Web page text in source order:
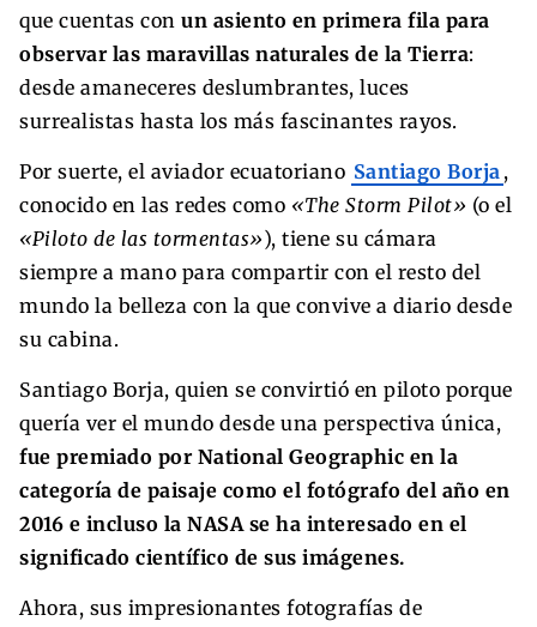
que cuentas con un asiento en primera fila para
observar las maravillas naturales de la Tierra:
desde amaneceres deslumbrantes, luces
surrealistas hasta los más fascinantes rayos.
Por suerte, el aviador ecuatoriano Santiago Borja ,
conocido en las redes como «The Storm Pilot» (o el
«Piloto de las tormentas»), tiene su cámara
siempre a mano para compartir con el resto del
mundo la belleza con la que convive a diario desde
su cabina.
Santiago Borja, quien se convirtió en piloto porque
quería ver el mundo desde una perspectiva única,
fue premiado por National Geographic en la
categoría de paisaje como el fotógrafo del año en
2016 e incluso la NASA se ha interesado en el
significado científico de sus imágenes.
Ahora, sus impresionantes fotografías de